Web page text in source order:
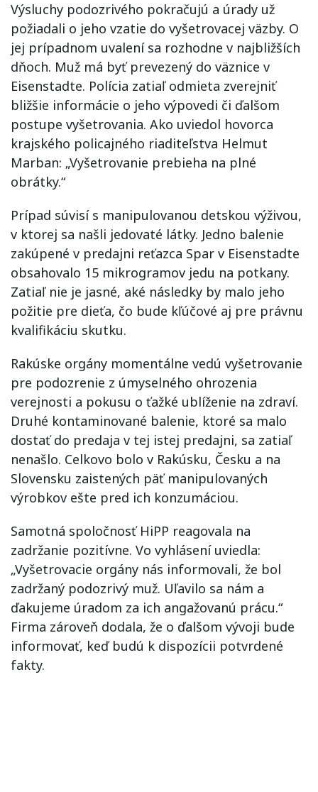
Výsluchy podozrivého pokračujú a úrady už
požiadali o jeho vzatie do vyšetrovacej väzby. O
jej prípadnom uvalení sa rozhodne v najbližších
dňoch. Muž má byť prevezený do väznice v
Eisenstadte. Polícia zatiaľ odmieta zverejniť
bližšie informácie o jeho výpovedi či ďalšom
postupe vyšetrovania. Ako uviedol hovorca
krajského policajného riaditeľstva Helmut
Marban: „Vyšetrovanie prebieha na plné
obrátky.“
Prípad súvisí s manipulovanou detskou výživou,
v ktorej sa našli jedovaté látky. Jedno balenie
zakúpené v predajni reťazca Spar v Eisenstadte
obsahovalo 15 mikrogramov jedu na potkany.
Zatiaľ nie je jasné, aké následky by malo jeho
požitie pre dieťa, čo bude kľúčové aj pre právnu
kvalifikáciu skutku.
Rakúske orgány momentálne vedú vyšetrovanie
pre podozrenie z úmyselného ohrozenia
verejnosti a pokusu o ťažké ublíženie na zdraví.
Druhé kontaminované balenie, ktoré sa malo
dostať do predaja v tej istej predajni, sa zatiaľ
nenašlo. Celkovo bolo v Rakúsku, Česku a na
Slovensku zaistených päť manipulovaných
výrobkov ešte pred ich konzumáciou.
Samotná spoločnosť HiPP reagovala na
zadržanie pozitívne. Vo vyhlásení uviedla:
„Vyšetrovacie orgány nás informovali, že bol
zadržaný podozrivý muž. Uľavilo sa nám a
ďakujeme úradom za ich angažovanú prácu.“
Firma zároveň dodala, že o ďalšom vývoji bude
informovať, keď budú k dispozícii potvrdené
fakty.